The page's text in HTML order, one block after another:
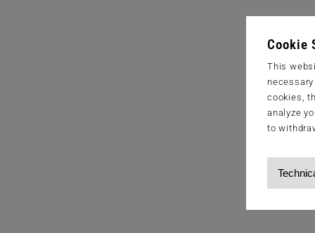
Cookie
This
cookies,
analyze
to